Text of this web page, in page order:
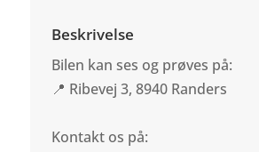
Beskrivelse
Bilen kan ses og prøves på:
📍 Ribevej 3, 8940 Randers
Kontakt os på: